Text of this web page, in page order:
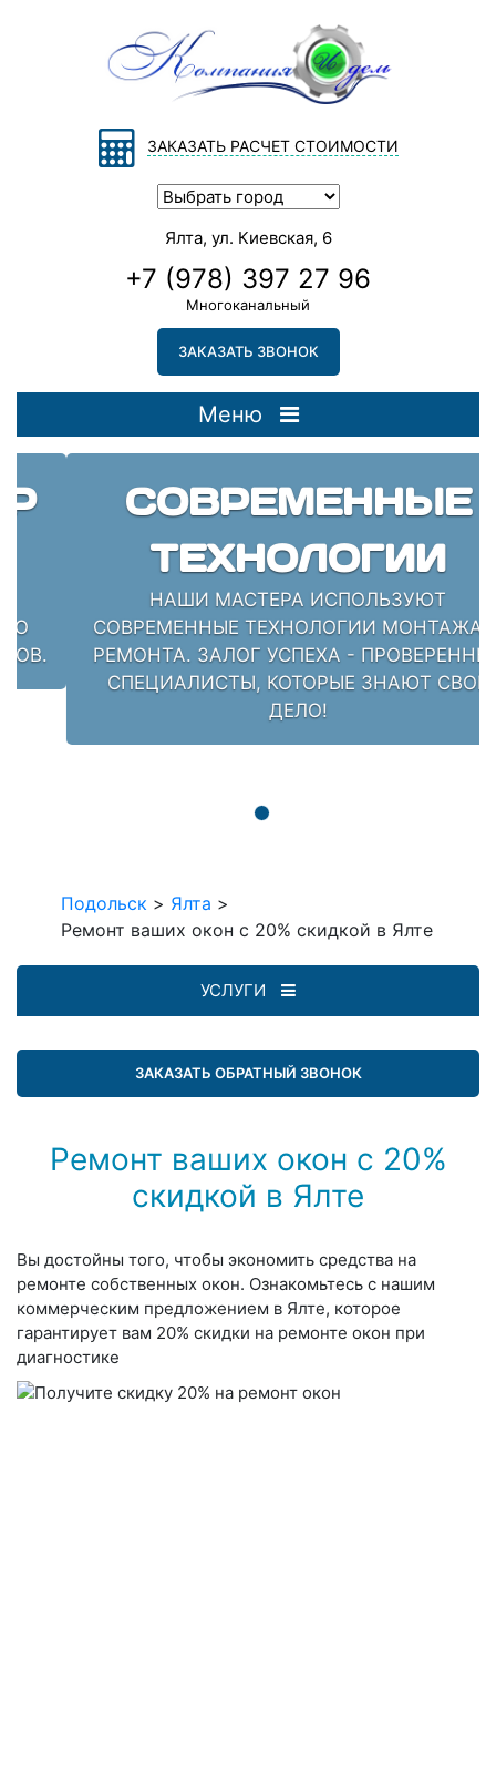
ЗАКАЗАТЬ РАСЧЕТ СТОИМОСТИ
Ялта, ул. Киевская, 6
+7 (978) 397 27 96
Многоканальный
ЗАКАЗАТЬ ЗВОНОК
Меню
СОВРЕМЕННЫЕ
ТЕХНОЛОГИИ
НАШИ МАСТЕРА ИСПОЛЬЗУЮТ
СОВРЕМЕННЫЕ ТЕХНОЛОГИИ МОНТАЖА И
РЕМОНТА. ЗАЛОГ УСПЕХА - ПРОВЕРЕННЫЕ
СПЕЦИАЛИСТЫ, КОТОРЫЕ ЗНАЮТ СВОЁ
ДЕЛО!
Подольск > Ялта >
Ремонт ваших окон с 20% скидкой в Ялте
УСЛУГИ
ЗАКАЗАТЬ ОБРАТНЫЙ ЗВОНОК
Ремонт ваших окон с 20%
скидкой в Ялте
Вы достойны того, чтобы экономить средства на
ремонте собственных окон. Ознакомьтесь с нашим
коммерческим предложением в Ялте, которое
гарантирует вам 20% скидки на ремонте окон при
диагностике